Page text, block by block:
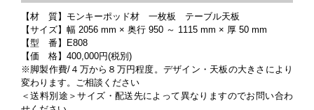
【材 質】モンキーポッド材 一枚板 テーブル天板
【サイズ】幅 2056 mm × 奥行 950 ～ 1115 mm × 厚 50 mm
【型 番】E808
【価 格】400,000円(税別)
※脚製作費/４万から８万円程度。デザイン・天板の大きさにより
変わります。ご相談ください
＜送料別途＞サイズ・配送先によって異なりますのでお問い合わ